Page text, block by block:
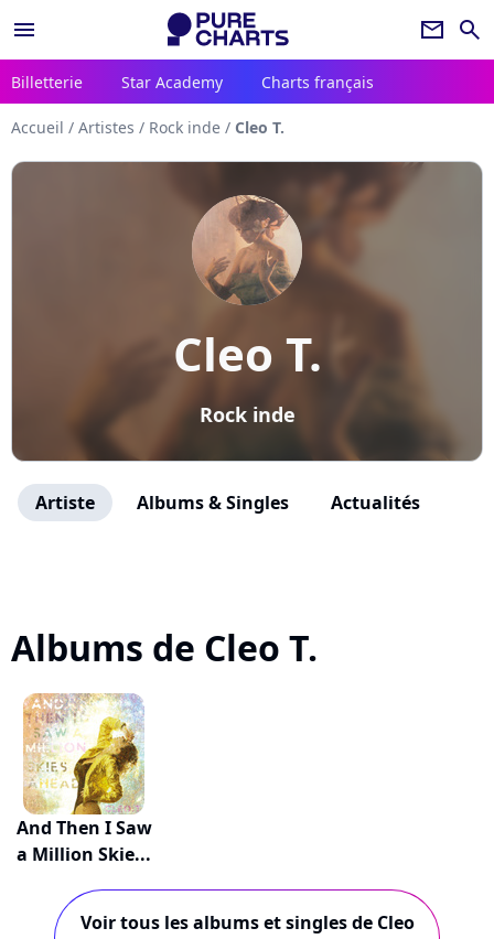
menu newsletter search
Billetterie Star Academy Charts français
Accueil / Artistes / Rock inde / Cleo T.
Cleo T.
Rock inde
Artiste Albums & Singles Actualités
Albums de Cleo T.
And Then I Saw
a Million Skie...
Voir tous les albums et singles de Cleo